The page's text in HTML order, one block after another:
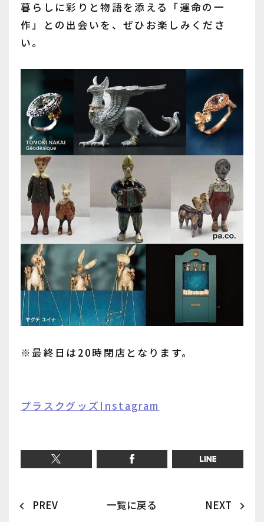
暮らしに彩りと物語を添える「運命の一
作」との出会いを、ぜひお楽しみくださ
い。
※最終日は20時閉店となります。
プラスクグッズInstagram
PREV 一覧に戻る NEXT